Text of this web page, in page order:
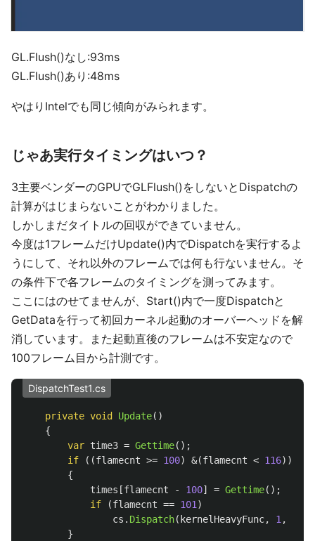
GL.Flush()なし:93ms
GL.Flush()あり:48ms
やはりIntelでも同じ傾向がみられます。
じゃあ実行タイミングはいつ？
3主要ベンダーのGPUでGLFlush()をしないとDispatchの
計算がはじまらないことがわかりました。
しかしまだタイトルの回収ができていません。
今度は1フレームだけUpdate()内でDispatchを実行するよ
うにして、それ以外のフレームでは何も行ないません。そ
の条件下で各フレームのタイミングを測ってみます。
ここにはのせてませんが、Start()内で一度Dispatchと
GetDataを行って初回カーネル起動のオーバーヘッドを解
消しています。また起動直後のフレームは不安定なので
100フレーム目から計測です。
DispatchTest1.cs
private void Update()
{
var time3 = Gettime();
if
((flamecnt >= 100) &(flamecnt < 116))
{
times [flamecnt - 100] = Gettime();
if
(flamecnt == 101)
cs . Dispatch( kernelHeavyFunc, 1,
}